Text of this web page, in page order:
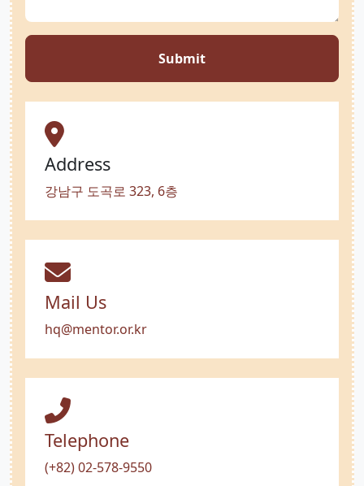
Submit
Address
강남구 도곡로 323, 6층
Mail Us
hq@mentor.or.kr
Telephone
(+82) 02-578-9550